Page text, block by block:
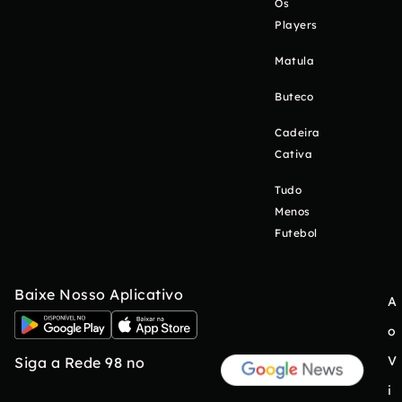
Os
Players
Matula
Buteco
Cadeira
Cativa
Tudo
Menos
Futebol
Baixe Nosso Aplicativo
Siga a Rede 98 no
A
o
V
i